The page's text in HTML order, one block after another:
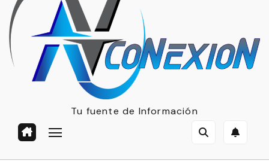
Tu fuente de Información